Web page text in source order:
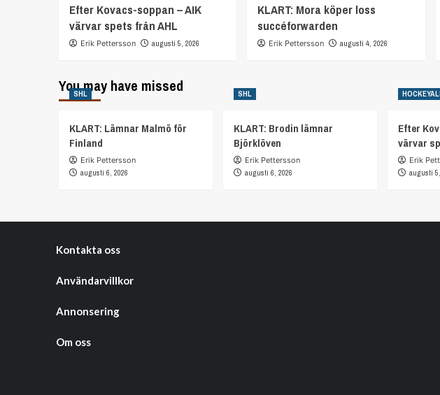
Efter Kovacs-soppan – AIK
värvar spets från AHL
Erik Pettersson augusti 5, 2026
KLART: Mora köper loss
succéforwarden
Erik Pettersson augusti 4, 2026
You may have missed
SHL
KLART: Lämnar Malmö för
Finland
Erik Pettersson
augusti 6, 2026
SHL
KLART: Brodin lämnar
Björklöven
Erik Pettersson
augusti 6, 2026
Efter
värvar
Erik
augusti
Kontakta oss
Användarvillkor
Annonsering
Om oss